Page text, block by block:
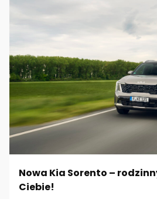
Nowa Kia Sorento –
Ciebie!